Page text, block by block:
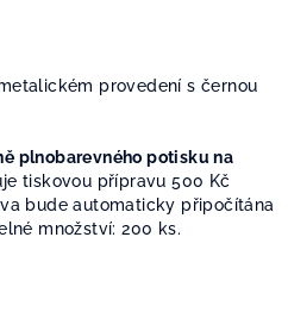
provedení s černou
plnobarevného potisku na
tiskovou přípravu 500 Kč
bude automaticky připočítána
množství: 200 ks.